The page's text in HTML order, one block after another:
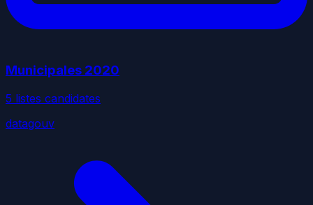
Municipales 2020
5 listes candidates
datagouv